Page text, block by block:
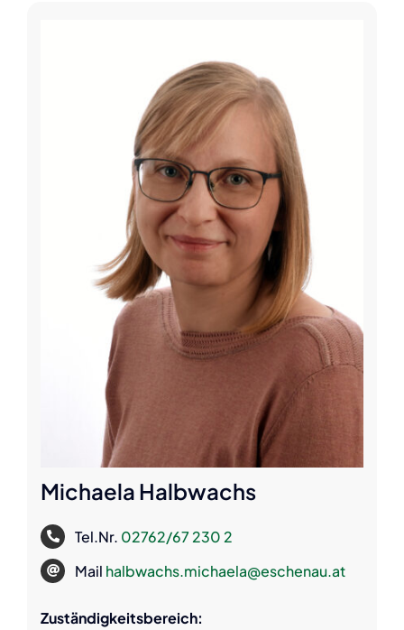
Michaela Halbwachs
Tel.Nr. 02762/67 230 2
Mail halbwachs.michaela@eschenau.at
Zuständigkeitsbereich: